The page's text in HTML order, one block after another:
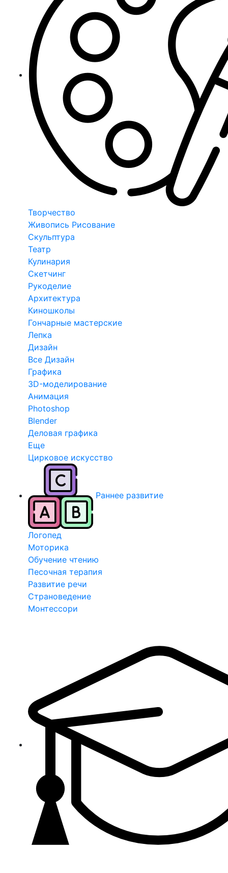
Творчество
Живопись Рисование
Скульптура
Театр
Кулинария
Скетчинг
Рукоделие
Архитектура
Киношколы
Гончарные мастерские
Лепка
Дизайн
Все Дизайн
Графика
3D-моделирование
Анимация
Photoshop
Blender
Деловая графика
Еще
Цирковое искусство
Раннее развитие
Логопед
Моторика
Обучение чтению
Песочная терапия
Развитие речи
Страноведение
Монтессори